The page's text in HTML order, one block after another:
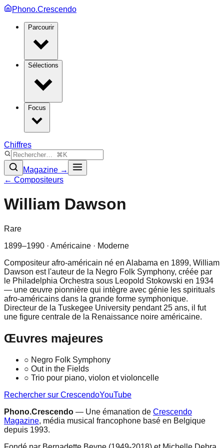
Phono.Crescendo
Parcourir
Sélections
Focus
Chiffres
Magazine →
← Compositeurs
William Dawson
Rare
1899–1990 · Américaine · Moderne
Compositeur afro-américain né en Alabama en 1899, William
Dawson est l'auteur de la Negro Folk Symphony, créée par
le Philadelphia Orchestra sous Leopold Stokowski en 1934
— une œuvre pionnière qui intègre avec génie les spirituals
afro-américains dans la grande forme symphonique.
Directeur de la Tuskegee University pendant 25 ans, il fut
une figure centrale de la Renaissance noire américaine.
Œuvres majeures
○ Negro Folk Symphony
○ Out in the Fields
○ Trio pour piano, violon et violoncelle
Rechercher sur CrescendoYouTube
Phono.Crescendo — Une émanation de Crescendo
Magazine, média musical francophone basé en Belgique
depuis 1993.